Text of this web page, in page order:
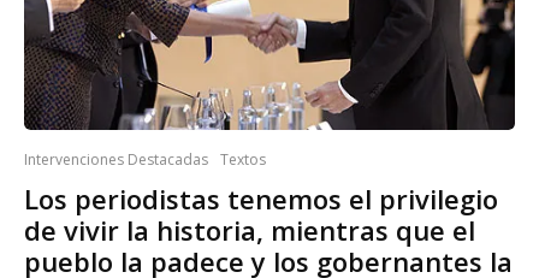
Intervenciones Destacadas Textos
Los periodistas tenemos el privilegio
de vivir la historia, mientras que el
pueblo la padece y los gobernantes la